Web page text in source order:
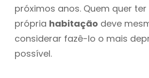
próximos anos. Quem quer ter
própria habitação deve
considerar fazê-lo o mais
possível.